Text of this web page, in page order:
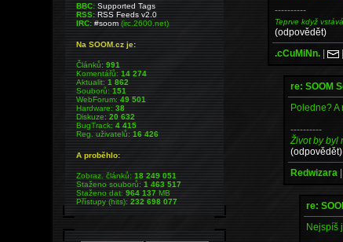
----------
Teprve když
(odpovědět)
.cCuMiNn. |
re: SOOM
Poledne?
----------
Život by byl
(odpovědět)
Redwizara
re:
Nejspíš
BBC: Supported Tags
RSS: RSS Feeds v2.0
IRC: #soom(irc.2600.net)
Na SOOM.cz je:
Článků:991
Komentářů:14 274
Aktualit:1 862
Souborů:151
WebForum:49 501
Hardware:38
Diskuze:20 632
BugTrack:4 415
Reg. uživatelů:16 426
A proběhlo:
Zobraz. článků:18 249 051
Staženo souborů:1 463 517
Staženo dat:964 137MB
Přístupy (hits):232 698 077